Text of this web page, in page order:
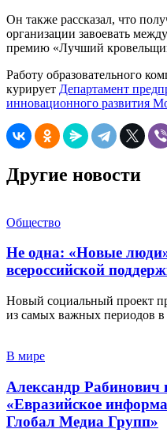
Он также рассказал, что
организации завоевать
премию «Лучший
Работу образовательного
курирует Департамент
инновационного развития
Другие новости
Общество
Не одна: «Новые
всероссийской
Новый социальный проект
из самых важных периодов
В мире
Александр Рабинович
«Евразийское
Глобал Медиа Групп»